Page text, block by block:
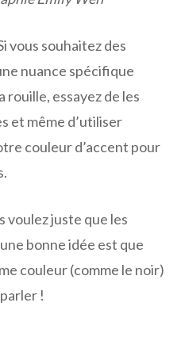
vous souhaitez des
nuance spécifique
rouille, essayez de les
et même d’utiliser
couleur d’accent pour
voulez juste que les
bonne idée est que
couleur (comme le noir)
!